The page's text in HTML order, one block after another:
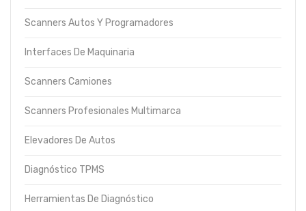
Scanners Autos Y Programadores
Interfaces De Maquinaria
Scanners Camiones
Scanners Profesionales Multimarca
Elevadores De Autos
Diagnóstico TPMS
Herramientas De Diagnóstico